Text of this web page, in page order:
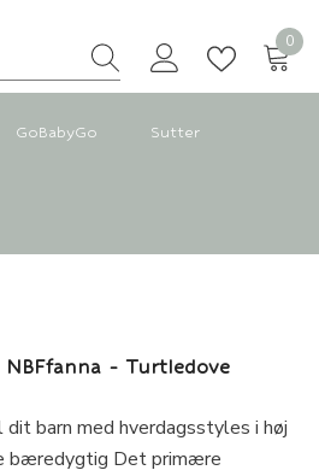
00
GoBabyGo Sutter
- Turtledove
barn med hverdagsstyles i høj
bæredygtig Det primære